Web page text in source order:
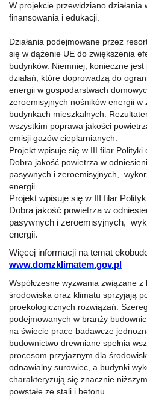
W projekcie przewidziano działania
finansowania i edukacji.
Działania podejmowane przez
się w dążenie UE do zwiększenia
budynków. Niemniej, konieczne
działań, które doprowadzą do
energii w gospodarstwach
zeroemisyjnych nośników energii w
budynkach mieszkalnych.
wszystkim poprawa jakości
emisji gazów cieplarnianych.
Projekt wpisuje się w III filar
Dobra jakość powietrza w
pasywnych i zeroemisyjnych,
energii.
Projekt wpisuje się w III filar
Dobra jakość powietrza w
pasywnych i zeroemisyjnych,
energii.
Więcej informacji na temat
www.domzklimatem.gov.pl
Współczesne wyzwania związane
środowiska oraz klimatu sprzyjają
proekologicznych rozwiązań.
podejmowanych w branży
na świecie prace badawcze
budownictwo drewniane spełnia
procesom przyjaznym dla
odnawialny surowiec, a budynki
charakteryzują się znacznie
powstałe ze stali i betonu.